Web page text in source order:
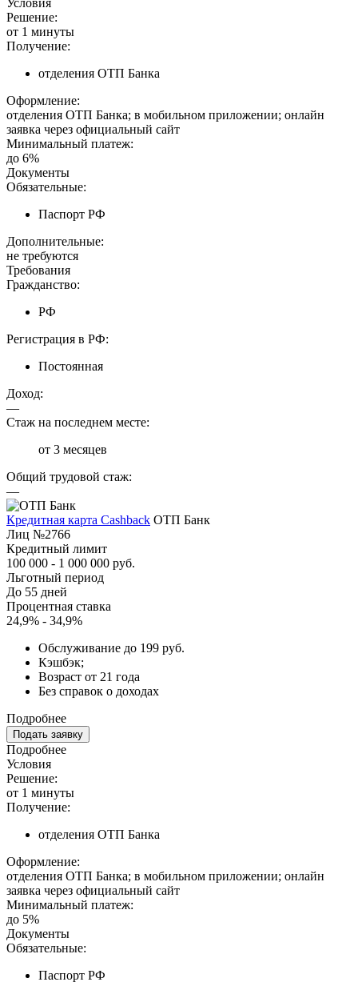
Решение:
от 1 минуты
Получение:
отделения ОТП Банка
Оформление:
отделения ОТП Банка; в мобильном приложении; онлайн
заявка через официальный сайт
Минимальный платеж:
до 6%
Документы
Обязательные:
Паспорт РФ
Дополнительные:
не требуются
Требования
Гражданство:
РФ
Регистрация в РФ:
Постоянная
Доход:
—
Стаж на последнем месте:
от 3 месяцев
Общий трудовой стаж:
—
Кредитная карта Cashback ОТП Банк
Лиц №2766
Кредитный лимит
100 000 - 1 000 000 руб.
Льготный период
До 55 дней
Процентная ставка
24,9% - 34,9%
Обслуживание до 199 руб.
Кэшбэк;
Возраст от 21 года
Без справок о доходах
Подробнее
Подать заявку
Подробнее
Условия
Решение:
от 1 минуты
Получение:
отделения ОТП Банка
Оформление:
отделения ОТП Банка; в мобильном приложении; онлайн
заявка через официальный сайт
Минимальный платеж:
до 5%
Документы
Обязательные:
Паспорт РФ